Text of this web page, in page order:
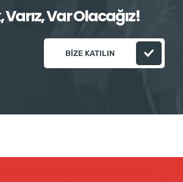
Varız, Var Olacağız!
BIZE KATILIN